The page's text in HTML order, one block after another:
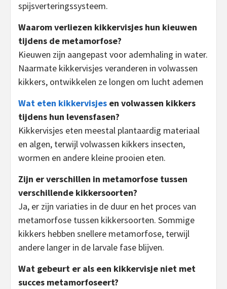
spijsverteringssysteem.
Waarom verliezen kikkervisjes hun kieuwen
tijdens de metamorfose?
Kieuwen zijn aangepast voor ademhaling in water.
Naarmate kikkervisjes veranderen in volwassen
kikkers, ontwikkelen ze longen om lucht ademen
Wat eten kikkervisjes en volwassen kikkers
tijdens hun levensfasen?
Kikkervisjes eten meestal plantaardig materiaal
en algen, terwijl volwassen kikkers insecten,
wormen en andere kleine prooien eten.
Zijn er verschillen in metamorfose tussen
verschillende kikkersoorten?
Ja, er zijn variaties in de duur en het proces van
metamorfose tussen kikkersoorten. Sommige
kikkers hebben snellere metamorfose, terwijl
andere langer in de larvale fase blijven.
Wat gebeurt er als een kikkervisje niet met
succes metamorfoseert?